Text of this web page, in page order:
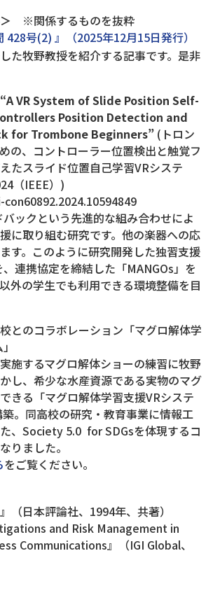
※関係するものを抜粋
428号(2) 』（2025年12月15日発行）
た牧野教授を紹介する記事です。是非
“A VR System of Slide Position Self-
Position Detection and
for Trombone Beginners” (トロン
の、コントローラー位置検出と触覚フ
たスライド位置自己学習VRシステ
（IEEE）)
ックという先進的な組み合わせによ
に取り組む研究です。他の楽器への応
す。このように研究開発した独習支援
連携協定を締結した「MANGOs」を
外の学生でも利用できる環境整備を目
とのコラボレーション「マグロ解体学
施するマグロ解体ショーの練習に牧野
し、希少な水産資源である実物のマグ
きる「マグロ解体学習支援VRシステ
。同高校の研究・教育事業に情報工
、Society 5.0 for SDGsを体現するコ
りました。
をご覧ください。
（日本評論社、1994年、共著）
and Risk Management in
Communications』（IGI Global、